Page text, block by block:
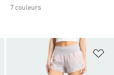
7 couleurs
Ajouter à la Liste de produits